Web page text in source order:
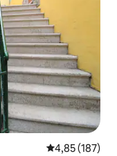
4,85 (187)